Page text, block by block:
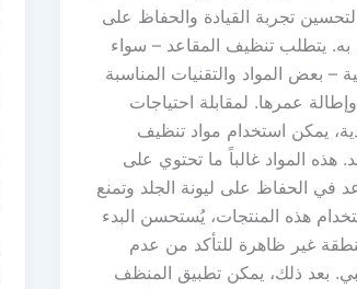
لتحسين تجربة القيادة والحفاظ على
به. يتطلب تنظيف المقاعد – سواء
– بعض المواد والتقنيات المناسبة
عمرها. لمقابلة احتياجات
يمكن استخدام مواد تنظيف
المواد غالباً ما تحتوي على
في الحفاظ على ليونة الجلد وتمنع
هذه المنتجات، يُستحسن البدء
غير ظاهرة للتأكد من عدم
بعد ذلك، يمكن تطبيق المنظف